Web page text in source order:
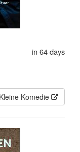
in 64 days
Kleine Komedie